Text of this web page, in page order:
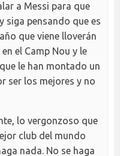
a Messi para que
siga pensando que es
que viene lloverán
el Camp Nou y le
le han montado un
ser los mejores y no
lo vergonzoso que
club del mundo
nada. No se haga